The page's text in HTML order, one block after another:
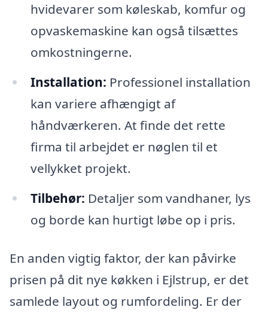
hvidevarer som køleskab, komfur og
opvaskemaskine kan også tilsættes
omkostningerne.
Installation: Professionel installation
kan variere afhængigt af
håndværkeren. At finde det rette
firma til arbejdet er nøglen til et
vellykket projekt.
Tilbehør: Detaljer som vandhaner, lys
og borde kan hurtigt løbe op i pris.
En anden vigtig faktor, der kan påvirke
prisen på dit nye køkken i Ejlstrup, er det
samlede layout og rumfordeling. Er der